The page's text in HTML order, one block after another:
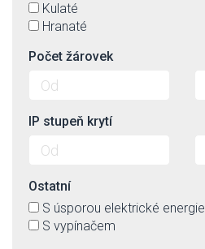
Kulaté
Hranaté
Počet žárovek
IP stupeň krytí
Ostatní
S úsporou elektrické energie
S vypínačem